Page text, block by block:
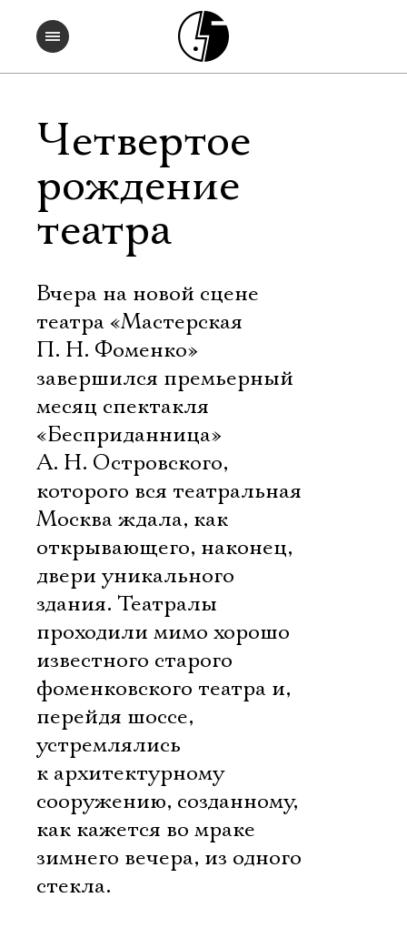
Четвертое
рождение
театра
Вчера на новой сцене
театра «Мастерская
П. Н. Фоменко»
завершился премьерный
месяц спектакля
«Бесприданница»
А. Н. Островского,
которого вся театральная
Москва ждала, как
открывающего, наконец,
двери уникального
здания. Театралы
проходили мимо хорошо
известного старого
фоменковского театра и,
перейдя шоссе,
устремлялись
к архитектурному
сооружению, созданному,
как кажется во мраке
зимнего вечера, из одного
стекла.